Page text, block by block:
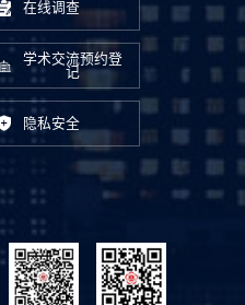
在线调查
学术交流预约登
记
隐私安全